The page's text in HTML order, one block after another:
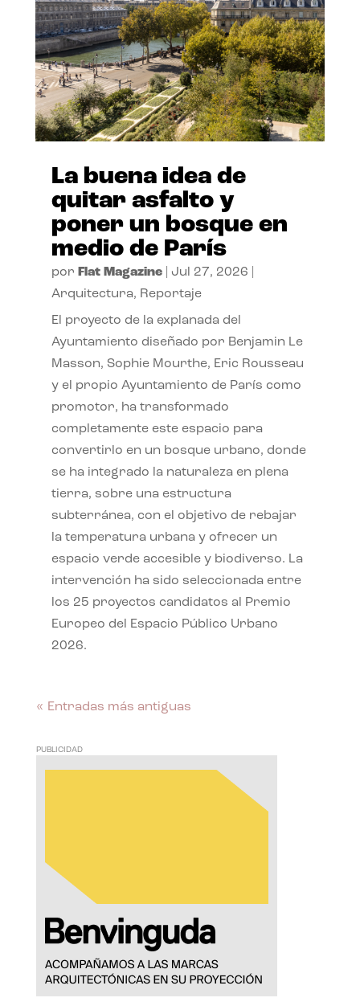
La buena idea de
quitar asfalto y
poner un bosque en
medio de París
por Flat Magazine| Jul 27, 2026
Arquitectura, Reportaje
El proyecto de la explanada del
Ayuntamiento diseñado por Benjamin Le
Masson, Sophie Mourthe, Eric Rousseau
y el propio Ayuntamiento de París como
promotor, ha transformado
completamente este espacio para
convertirlo en un bosque urbano, donde
se ha integrado la naturaleza en plena
tierra, sobre una estructura
subterránea, con el objetivo de rebajar
la temperatura urbana y ofrecer un
espacio verde accesible y biodiverso. La
intervención ha sido seleccionada entre
los 25 proyectos candidatos al Premio
Europeo del Espacio Público Urbano
2026.
« Entradas más antiguas
PUBLICIDAD